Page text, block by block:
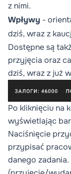
z nimi.
Wpływy -
dziś, wraz z
Dostępne są
przyjęcia oraz
dziś, wraz z już
Po kliknięciu na
wyświetlając
Naciśnięcie
przypisać
danego